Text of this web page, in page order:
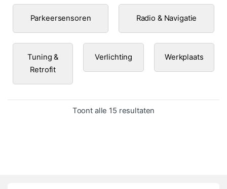
Parkeersensoren Radio & Navigatie
Tuning &
Retrofit
Verlichting Werkplaats
Toont alle 15 resultaten